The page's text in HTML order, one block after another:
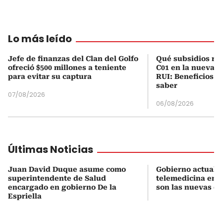
Lo más leído
Jefe de finanzas del Clan del Golfo
ofreció $500 millones a teniente
para evitar su captura
07/08/2026
Qué subsidios
C01 en la nueva
RUI: Beneficios
saber
06/08/2026
Últimas Noticias
Juan David Duque asume como
superintendente de Salud
encargado en gobierno De la
Espriella
Gobierno
telemedicina en
son las nuevas